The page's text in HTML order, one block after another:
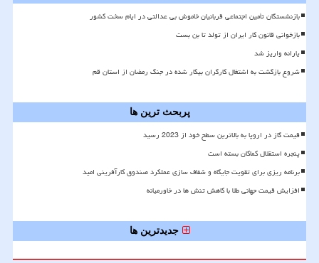
بازنشستگان تأمین اجتماعی قربانیان خاموش بی عدالتی در ایام سخت کشور
بازخوانی قانون کار ایران از تولد تا بن بست
یارانه واریز شد
شروع بازگشت به اشتغال کارگران بیکار شده در جنگ رمضان از استان قم
پربحث ترین ها
قیمت گاز در اروپا به بالاترین سطح خود از 2023 رسید
پنجره استقلال کماکان بسته است
برنامه ریزی برای تقویت جایگاه و شفاف سازی عملکرد صندوق کارآفرینی امید
افزایش قیمت جهانی طلا با کاهش تنش ها در خاورمیانه
جدیدترین ها